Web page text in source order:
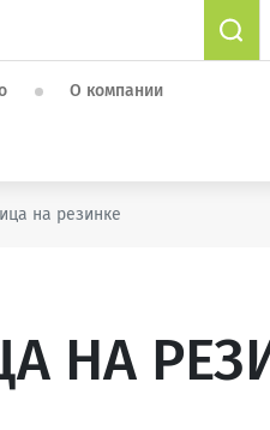
О компании
на резинке
НА